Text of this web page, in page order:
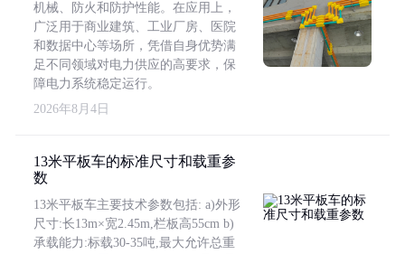
机械、防火和防护性能。在应用上，
广泛用于商业建筑、工业厂房、医院
和数据中心等场所，凭借自身优势满
足不同领域对电力供应的高要求，保
障电力系统稳定运行。
2026年8月4日
13米平板车的标准尺寸和载重参
数
13米平板车主要技术参数包括: a)外形
尺寸:长13m×宽2.45m,栏板高55cm b)
承载能力:标载30-35吨,最大允许总重